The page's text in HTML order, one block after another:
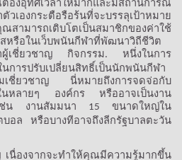
องอุทิศเวลาให้มากและมีสถานการณ์
วเองกระตือรือร้นที่จะบรรลุเป้าหมาย
ณสามารถเติบโตเป็นสมาชิกของค่าใช้
หรือในเว็บพนันกีฬาที่พัฒนาวิถีชีวิต
ผู้เชี่ยวชาญ
กิจกรรม. หนึ่งในการ
การปรับเปลี่ยนสิทธิ์เป็นนักพนันกีฬา
เชี่ยวชาญ
นี่หมายถึงการจดจ่อกับ
หลายๆ
องค์กร
หรืออาจเป็นงาน
น งานสัมมนา 15 ขนาดใหญ่ใน
บอล
หรือบางทีอาจถึงลีกรัฐบาลตะวัน
เนื่องจากจะทำให้คุณมีความรู้มากขึ้น